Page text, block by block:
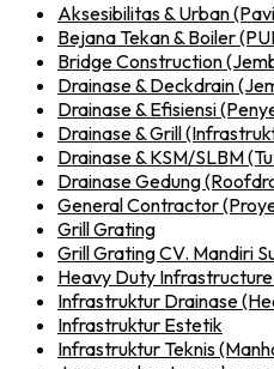
Aksesibilitas & Urban
Bejana Tekan & Boiler
Bridge Construction
Drainase & Deckdrain
Drainase & Efisiensi
Drainase & Grill
Drainase & KSM/SLBM
Drainase Gedung
General Contractor
Grill Grating
Grill Grating CV. Mandiri
Heavy Duty
Infrastruktur Drainase
Infrastruktur Estetik
Infrastruktur Teknis